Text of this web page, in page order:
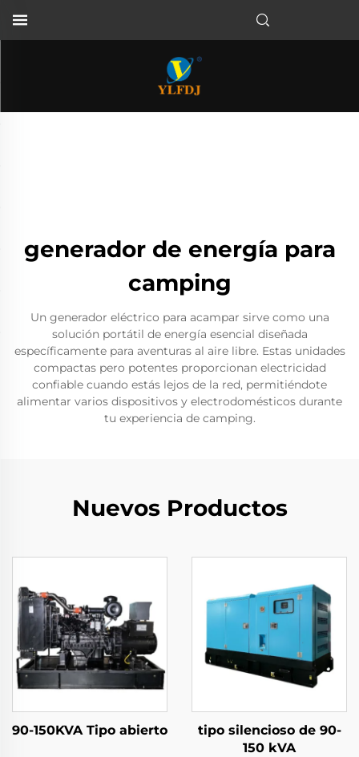
generador de energía para
camping
Un generador eléctrico para acampar sirve como una
solución portátil de energía esencial diseñada
específicamente para aventuras al aire libre. Estas unidades
compactas pero potentes proporcionan electricidad
confiable cuando estás lejos de la red, permitiéndote
alimentar varios dispositivos y electrodomésticos durante
tu experiencia de camping.
Nuevos Productos
90-150KVA Tipo abierto
tipo silencioso de 90-
150 kVA